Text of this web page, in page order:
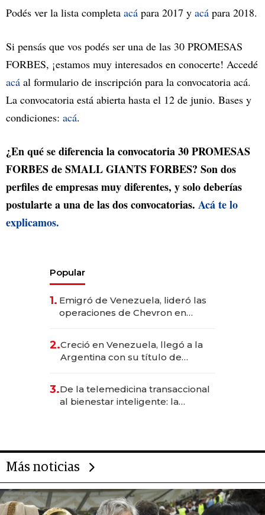
Podés ver la lista completa acá para 2017 y acá para 2018.
Si pensás que vos podés ser una de las 30 PROMESAS
FORBES, ¡estamos muy interesados en conocerte! Accedé
acá al formulario de inscripción para la convocatoria acá.
La convocatoria está abierta hasta el 12 de junio. Bases y
condiciones: acá.
¿En qué se diferencia la convocatoria 30 PROMESAS
FORBES de SMALL GIANTS FORBES? Son dos
perfiles de empresas muy diferentes, y solo deberías
postularte a una de las dos convocatorias. Acá te lo
explicamos.
Popular
1. Emigró de Venezuela, lideró las
operaciones de Chevron en
2.Creció en Venezuela, llegó a la
Argentina con su título de
las marcas "fast premium"
3.De la telemedicina transaccional
al bienestar inteligente: la
Más noticias